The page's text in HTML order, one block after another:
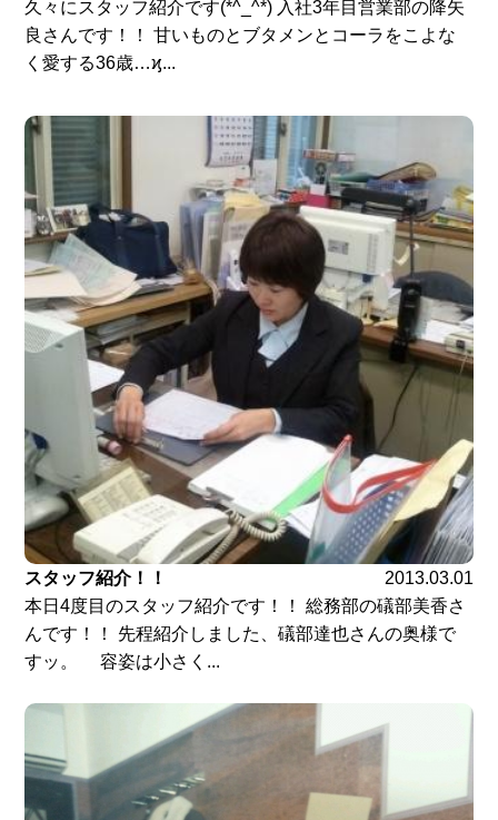
久々にスタッフ紹介です(*^_^*) 入社3年目営業部の降矢
良さんです！！ 甘いものとブタメンとコーラをこよな
く愛する36歳…ϗ...
スタッフ紹介！！
2013.03.01
本日4度目のスタッフ紹介です！！ 総務部の礒部美香さ
んです！！ 先程紹介しました、礒部達也さんの奥様で
すッ。 容姿は小さく...